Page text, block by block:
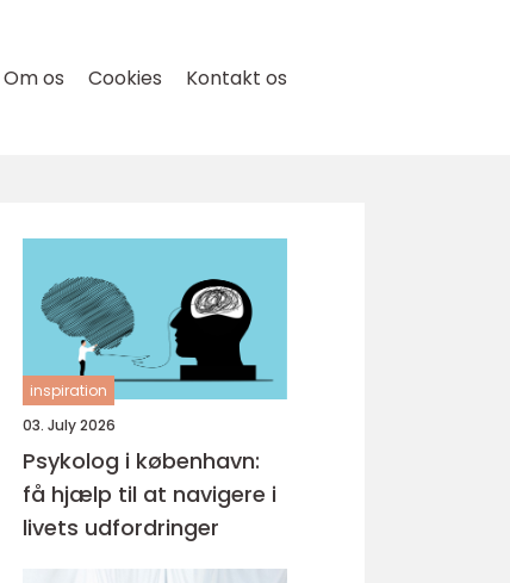
Om os Cookies Kontakt os
inspiration
03. July 2026
Psykolog i københavn:
få hjælp til at navigere i
livets udfordringer